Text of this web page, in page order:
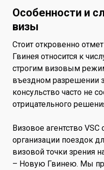
Особенности и
визы
Стоит откровенно
Гвинея относится к
строгим визовым
въездном разрешении
консульство часто не
отрицательного
Визовое агентство VSC
организации поездок
визовой точки зрения
– Новую Гвинею. Мы